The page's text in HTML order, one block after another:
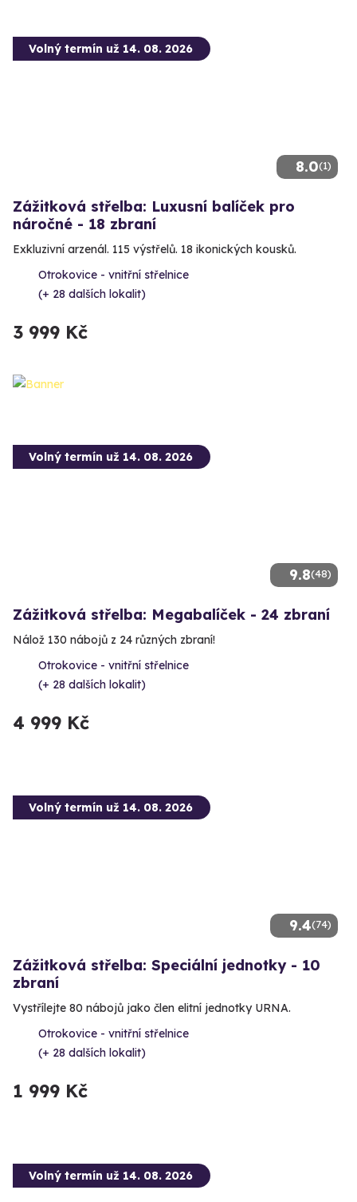
8.0(1)
Volný termín už 14. 08. 2026
Zážitková střelba: Luxusní balíček pro
náročné - 18 zbraní
Exkluzivní arzenál. 115 výstřelů. 18 ikonických kousků.
Otrokovice - vnitřní střelnice
(+ 28 dalších lokalit)
3 999 Kč
9.8(48)
Volný termín už 14. 08. 2026
Zážitková střelba: Megabalíček - 24 zbraní
Nálož 130 nábojů z 24 různých zbraní!
Otrokovice - vnitřní střelnice
(+ 28 dalších lokalit)
4 999 Kč
9.4(74)
Volný termín už 14. 08. 2026
Zážitková střelba: Speciální jednotky - 10
zbraní
Vystřílejte 80 nábojů jako člen elitní jednotky URNA.
Otrokovice - vnitřní střelnice
(+ 28 dalších lokalit)
1 999 Kč
Volný termín už 14. 08. 2026